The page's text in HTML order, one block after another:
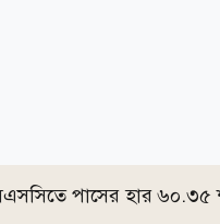
পাসের হার ৬০.৩৫